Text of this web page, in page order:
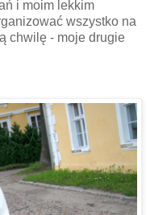
i moim lekkim
wszystko na
chwilę - moje drugie